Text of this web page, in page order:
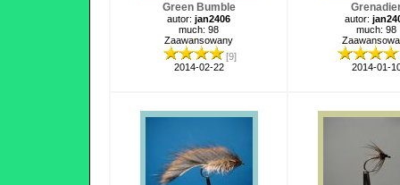
Green Bumble
autor: jan2406
much: 98
Zaawansowany
[9]
2014-02-22
autor:
much: 98
2014-01-